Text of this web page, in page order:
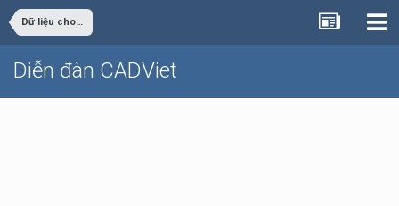
Dữ liệu cho sinh viên đồ án
Diễn đàn CADViet